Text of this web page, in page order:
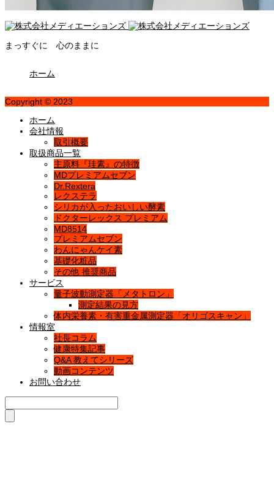
まっすぐに 心のままに
ホーム
Copyright © 2023
ホーム
会社情報
取引概要
取扱商品一覧
主原料『珪素』の特徴
MDプレミアムセブン
Dr.Rextera
レクステラ
シリカが入ったおいしい酵素
ドクターレックス プレミアム
MD8514
プレミアムセブン
わんにゃんケイ素
基礎化粧品
その他 推奨商品
サービス
量子波動測定器「メタトロン」
測定結果の見方
体内栄養素・有害重金属測定器「オリゴスキャン」
情報室
社長コラム
健康特集記事
Q&A 教えてシリーズ
動画コンテンツ
お問い合わせ